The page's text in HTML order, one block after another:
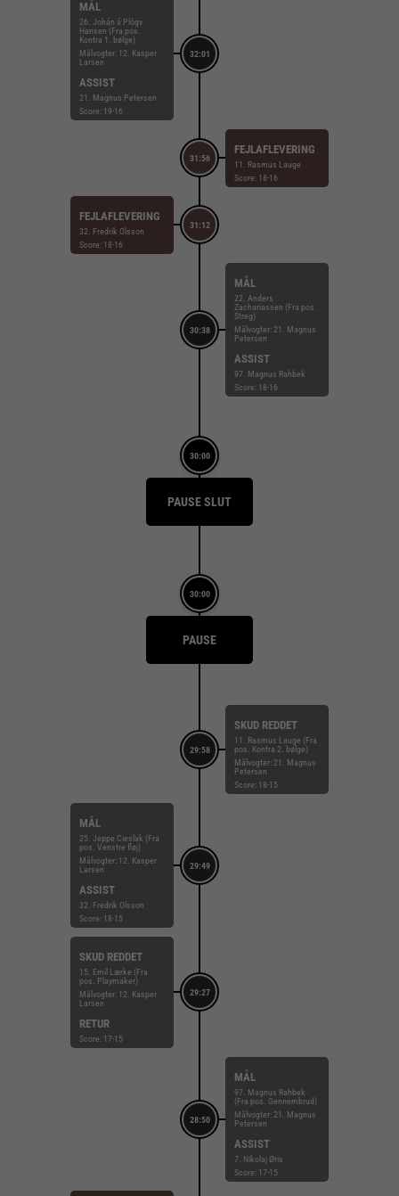
32:01
MÅL
26. Johán á Plógv
Hansen (Fra pos.
Kontra 1. bølge)
Målvogter: 12. Kasper
Larsen
ASSIST
21. Magnus Petersen
Score: 19-16
31:56
FEJLAFLEVERING
11. Rasmus Lauge
Score: 18-16
31:12
FEJLAFLEVERING
32. Fredrik Olsson
Score: 18-16
30:38
MÅL
22. Anders
Zachariassen (Fra pos.
Streg)
Målvogter: 21. Magnus
Petersen
ASSIST
97. Magnus Rahbek
Score: 18-16
30:00
PAUSE SLUT
30:00
PAUSE
29:58
SKUD REDDET
11. Rasmus Lauge (Fra
pos. Kontra 2. bølge)
Målvogter: 21. Magnus
Petersen
Score: 18-15
29:49
MÅL
25. Jeppe Cieslak (Fra
pos. Venstre fløj)
Målvogter: 12. Kasper
Larsen
ASSIST
32. Fredrik Olsson
Score: 18-15
29:27
SKUD REDDET
15. Emil Lærke (Fra
pos. Playmaker)
Målvogter: 12. Kasper
Larsen
RETUR
Score: 17-15
28:50
MÅL
97. Magnus Rahbek
(Fra pos. Gennembrud)
Målvogter: 21. Magnus
Petersen
ASSIST
7. Nikolaj Øris
Score: 17-15